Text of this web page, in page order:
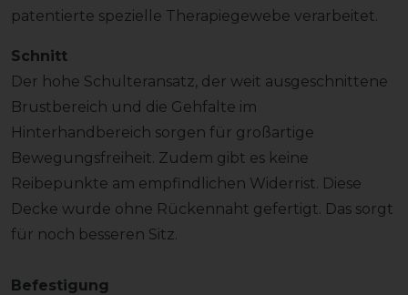
patentierte spezielle Therapiegewebe verarbeitet.
Schnitt
Der hohe Schulteransatz, der weit ausgeschnittene
Brustbereich und die Gehfalte im
Hinterhandbereich sorgen für großartige
Bewegungsfreiheit. Zudem gibt es keine
Reibepunkte am empfindlichen Widerrist. Diese
Decke wurde ohne Rückennaht gefertigt. Das sorgt
für noch besseren Sitz.
Befestigung